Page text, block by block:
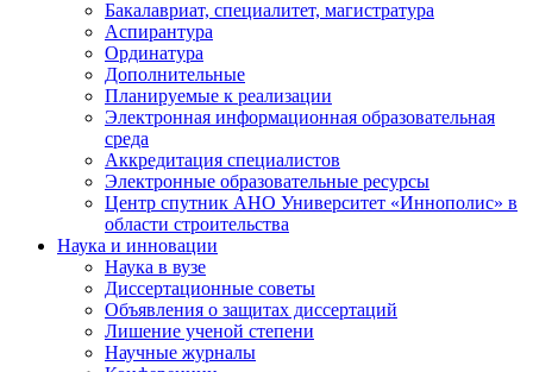
Бакалавриат, специалитет, магистратура
Аспирантура
Ординатура
Дополнительные
Планируемые к реализации
Электронная информационная образовательная
среда
Аккредитация специалистов
Электронные образовательные ресурсы
Центр спутник АНО Университет «Иннополис» в
области строительства
Наука и инновации
Наука в вузе
Диссертационные советы
Объявления о защитах диссертаций
Лишение ученой степени
Научные журналы